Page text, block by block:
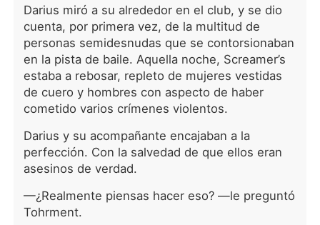
desea aniquilar a sus enemigos con
tanta ansia como Wrath, el campeón
de la Hermandad de la Daga Negra...
Wrath, el vampiro de raza más pura
de los que aún pueblan la tierra, tiene
una deuda pendiente con los que,
hace siglos, mataron a sus padres.
Cuando cae muerto uno de sus más
una muchacha mestiza, ignorante de
su herencia y su destino, no le queda
más remedio que arrastrar a la bella
Traicionada por la debilidad de su
Darius miró a su alrededor en el club, y se dio
cuenta, por primera vez, de la multitud de
personas semidesnudas que se contorsionaban
en la pista de baile. Aquella noche, Screamer’s
estaba a rebosar, repleto de mujeres vestidas
de cuero y hombres con aspecto de haber
cometido varios crímenes violentos.
Darius y su acompañante encajaban a la
perfección. Con la salvedad de que ellos eran
asesinos de verdad.
—¿Realmente piensas hacer eso? —le preguntó
Tohrment.